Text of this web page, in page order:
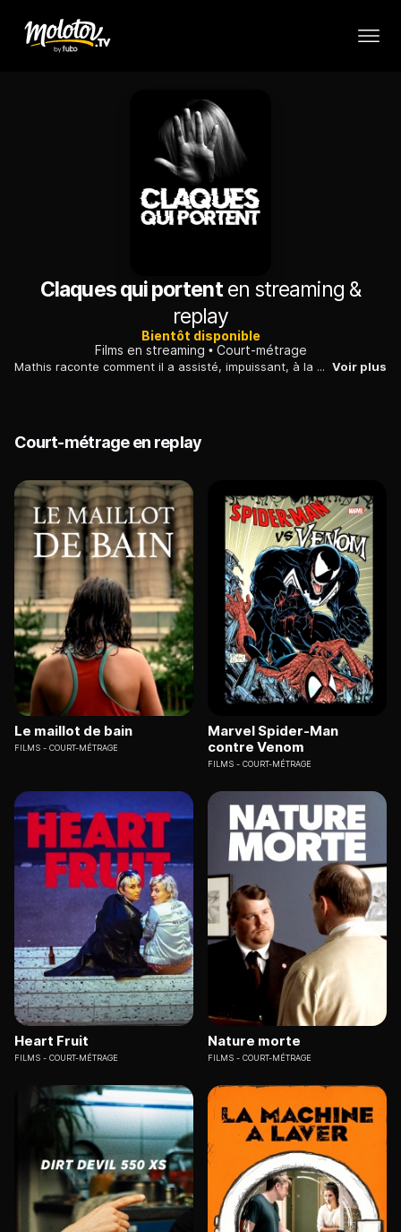
Claques qui portenten streaming &
replay
Bientôt disponible
Films en streaming
Court-métrage
Mathis raconte comment il a assisté, impuissant, à la maltraitance progressive de sa meilleure amie Juliette par son conjoint Louis. Voir plus
Court-métrage en replay
Le maillot de bain
FILMS COURT-MÉTRAGE
Marvel Spider-Man
contre Venom
FILMS COURT-MÉTRAGE
Heart Fruit
FILMS COURT-MÉTRAGE
Nature morte
FILMS COURT-MÉTRAGE